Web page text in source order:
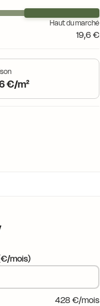
Haut du marché
19,6 €
€/m²
mois)
428 €/mois